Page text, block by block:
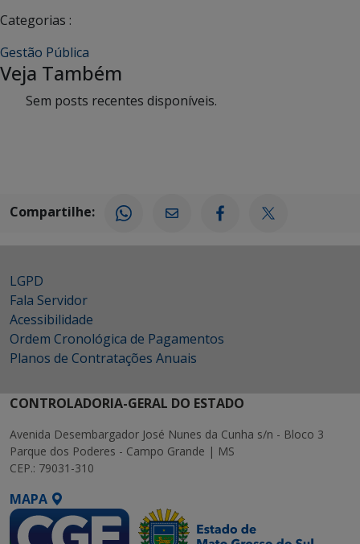
Categorias :
Gestão Pública
Veja Também
Sem posts recentes disponíveis.
Compartilhe:
LGPD
Fala Servidor
Acessibilidade
Ordem Cronológica de Pagamentos
Planos de Contratações Anuais
CONTROLADORIA-GERAL DO ESTADO
Avenida Desembargador José Nunes da Cunha s/n - Bloco 3
Parque dos Poderes - Campo Grande | MS
CEP.: 79031-310
MAPA